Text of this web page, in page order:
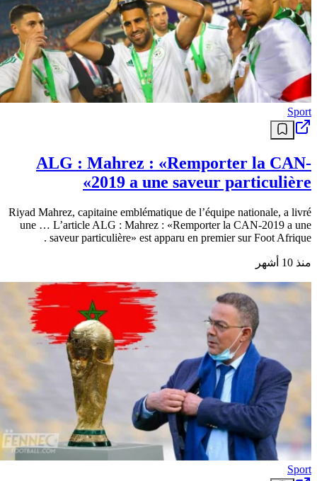
Sport
ALG : Mahrez : «Remporter la CAN-
2019 a une saveur particulière»
Riyad Mahrez, capitaine emblématique de l’équipe nationale, a livré
une … L’article ALG : Mahrez : «Remporter la CAN-2019 a une
saveur particulière» est apparu en premier sur Foot Afrique .
منذ 10 أشهر
Sport